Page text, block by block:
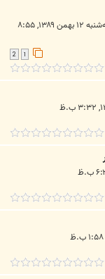
سه‌شنبه ۱۲ بهمن ۱۳۸۹, ۸:۵۵